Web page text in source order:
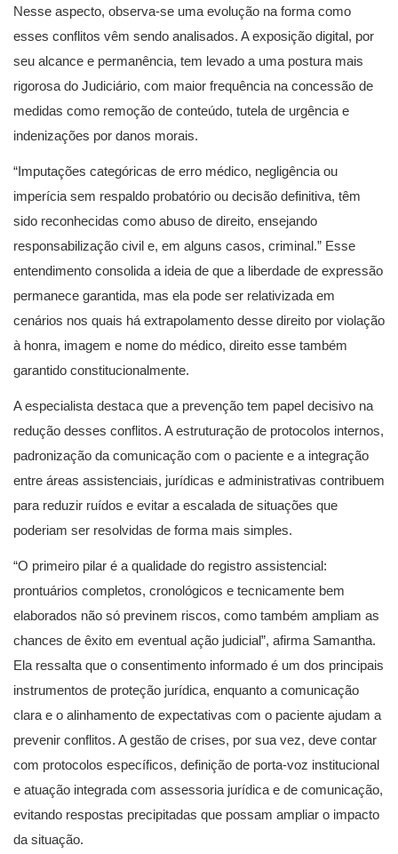
Nesse aspecto, observa-se uma evolução na forma como
esses conflitos vêm sendo analisados. A exposição digital, por
seu alcance e permanência, tem levado a uma postura mais
rigorosa do Judiciário, com maior frequência na concessão de
medidas como remoção de conteúdo, tutela de urgência e
indenizações por danos morais.
“Imputações categóricas de erro médico, negligência ou
imperícia sem respaldo probatório ou decisão definitiva, têm
sido reconhecidas como abuso de direito, ensejando
responsabilização civil e, em alguns casos, criminal.” Esse
entendimento consolida a ideia de que a liberdade de expressão
permanece garantida, mas ela pode ser relativizada em
cenários nos quais há extrapolamento desse direito por violação
à honra, imagem e nome do médico, direito esse também
garantido constitucionalmente.
A especialista destaca que a prevenção tem papel decisivo na
redução desses conflitos. A estruturação de protocolos internos,
padronização da comunicação com o paciente e a integração
entre áreas assistenciais, jurídicas e administrativas contribuem
para reduzir ruídos e evitar a escalada de situações que
poderiam ser resolvidas de forma mais simples.
“O primeiro pilar é a qualidade do registro assistencial:
prontuários completos, cronológicos e tecnicamente bem
elaborados não só previnem riscos, como também ampliam as
chances de êxito em eventual ação judicial”, afirma Samantha.
Ela ressalta que o consentimento informado é um dos principais
instrumentos de proteção jurídica, enquanto a comunicação
clara e o alinhamento de expectativas com o paciente ajudam a
prevenir conflitos. A gestão de crises, por sua vez, deve contar
com protocolos específicos, definição de porta-voz institucional
e atuação integrada com assessoria jurídica e de comunicação,
evitando respostas precipitadas que possam ampliar o impacto
da situação.